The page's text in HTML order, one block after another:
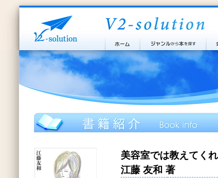
美容室では教えてく
江藤 友和 著